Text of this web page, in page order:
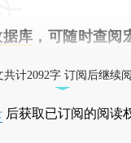
库 ，可随时查阅
共计2092字 订阅后继续
后获取已订阅的阅读